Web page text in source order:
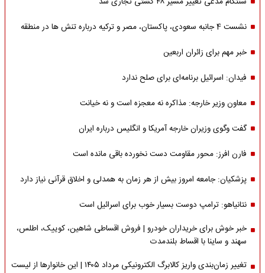
نشست 4 جانبه سعودی، پاکستان، مصر و ترکیه درباره تنش ها در منطقه
خبر مهم برای زائران اربعین
فیدان: اسرائیل برنامه‌ای برای صلح ندارد
معاون وزیر خارجه: مذاکره نه معجزه است و نه خیانت
گفت وگوی وزیران خارجه آمریکا و انگلیس درباره ایران
فارن افرز: محور مقاومت دست نخورده باقی مانده است
پزشکیان: جامعه امروز بیش از هر زمان به همدلی و اخلاق قرآنی نیاز دارد
نتانیاهو: ترامپ دوست بسیار خوب برای اسرائیل است
خبر خوش برای خریداران خودرو | فروش اقساطی شاهین، کوییک، اطلس،
سهند و ساینا با اقساط بلندمدت
تغییر زمان‌بندی واریز کالابرگ الکترونیکی مرداد ۱۴۰۵ | این خانوارها از لیست